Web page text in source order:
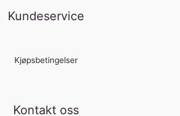
Kundeservice
Kjøpsbetingelser
Kontakt oss